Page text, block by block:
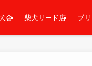
舎 柴犬リード店 ブ